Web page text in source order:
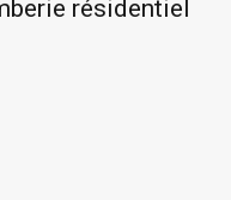
résidentiel